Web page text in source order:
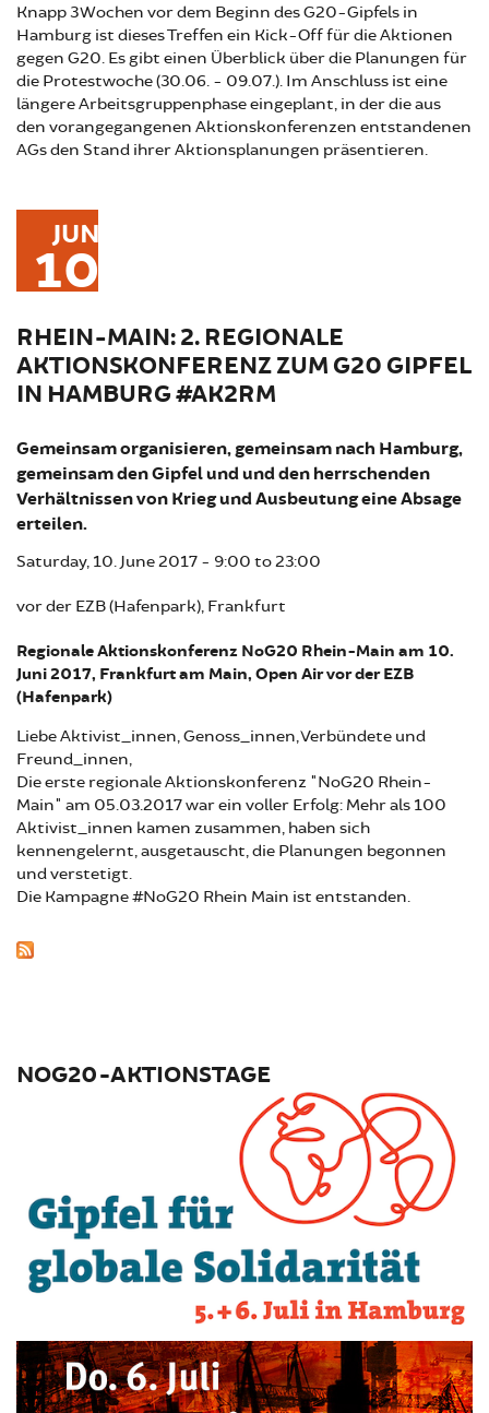
Knapp 3 Wochen vor dem Beginn des G20-Gipfels in
Hamburg ist dieses Treffen ein Kick-Off für die Aktionen
gegen G20. Es gibt einen Überblick über die Planungen für
die Protestwoche (30.06. - 09.07.). Im Anschluss ist eine
längere Arbeitsgruppenphase eingeplant, in der die aus
den vorangegangenen Aktionskonferenzen entstandenen
AGs den Stand ihrer Aktionsplanungen präsentieren.
JUN
10
RHEIN-MAIN: 2. REGIONALE
AKTIONSKONFERENZ ZUM G20 GIPFEL
IN HAMBURG #AK2RM
Gemeinsam organisieren, gemeinsam nach Hamburg,
gemeinsam den Gipfel und und den herrschenden
Verhältnissen von Krieg und Ausbeutung eine Absage
erteilen.
Saturday, 10. June 2017 - 9:00 to23:00
vor der EZB (Hafenpark), Frankfurt
Regionale Aktionskonferenz NoG20 Rhein-Main am 10.
Juni 2017, Frankfurt am Main, Open Air vor der EZB
(Hafenpark)
Liebe Aktivist_innen, Genoss_innen, Verbündete und
Freund_innen,
Die erste regionale Aktionskonferenz "NoG20 Rhein-
Main" am 05.03.2017 war ein voller Erfolg: Mehr als 100
Aktivist_innen kamen zusammen, haben sich
kennengelernt, ausgetauscht, die Planungen begonnen
und verstetigt.
Die Kampagne #NoG20 Rhein Main ist entstanden.
NOG20-AKTIONSTAGE